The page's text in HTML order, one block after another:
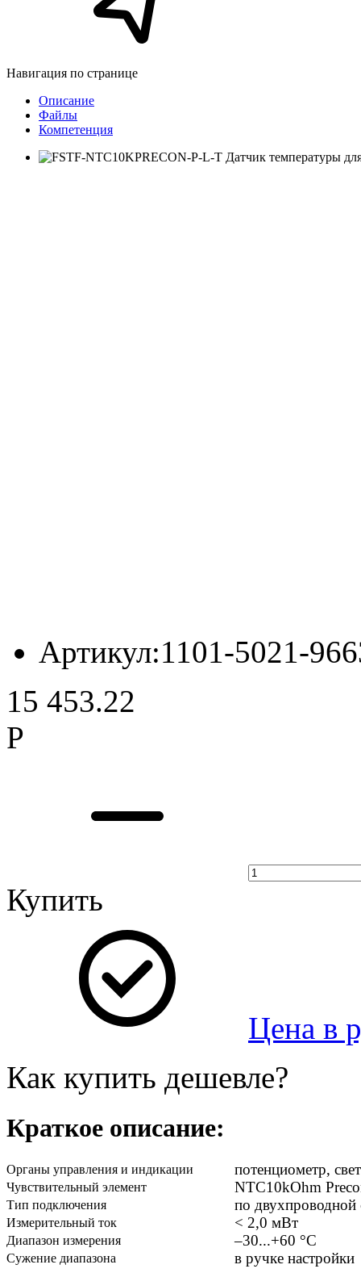
Навигация по странице
Описание
Файлы
Компетенция
Артикул:1101-5021-
15 453.22
Р
Купить
Цена в
Как купить дешевле?
Краткое описание:
Органы управления и индикации потенциометр,
Чувствительный элемент NTC10kOhm
Тип подключения по двухпроводной
Измерительный ток < 2,0 мВт
Диапазон измерения –30...+60 °C
Сужение диапазона
в ручке настройки